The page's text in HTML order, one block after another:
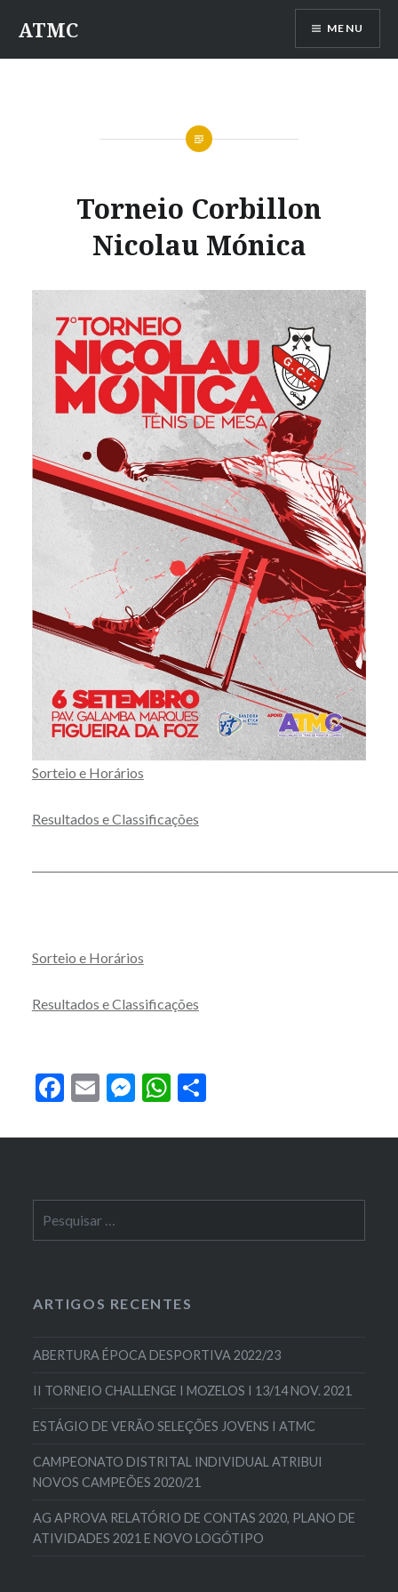
para
conteúdo
ATMC MENU
Torneio Corbillon
Nicolau Mónica
Sorteio e Horários
Resultados e Classificações
Sorteio e Horários
Resultados e Classificações
Facebook
EmailMessenger
WhatsApp
Partilhar
por:
ARTIGOS RECENTES
ABERTURA ÉPOCA DESPORTIVA 2022/23
II TORNEIO CHALLENGE I MOZELOS I 13/14 NOV. 2021
ESTÁGIO DE VERÃO SELEÇÕES JOVENS I ATMC
CAMPEONATO DISTRITAL INDIVIDUAL ATRIBUI
NOVOS CAMPEÕES 2020/21
AG APROVA RELATÓRIO DE CONTAS 2020, PLANO DE
ATIVIDADES 2021 E NOVO LOGÓTIPO